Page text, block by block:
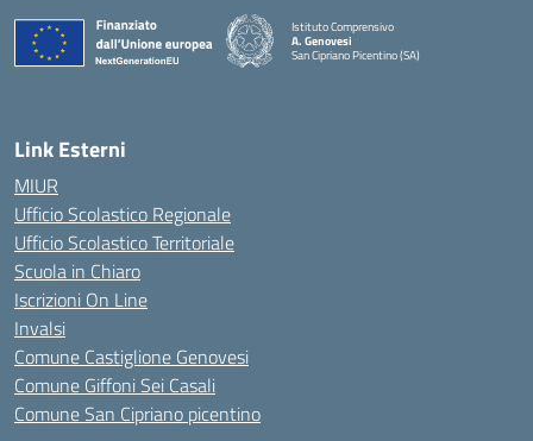
Istituto Comprensivo
A. Genovesi
San Cipriano Picentino (SA)
— Visita la pagina iniziale della scuola
Link Esterni
MIUR
Ufficio Scolastico Regionale
Ufficio Scolastico Territoriale
Scuola in Chiaro
Iscrizioni On Line
Invalsi
Comune Castiglione Genovesi
Comune Giffoni Sei Casali
Comune San Cipriano picentino